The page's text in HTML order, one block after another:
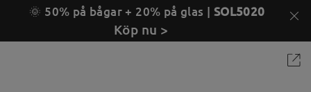
🌞 50% på bågar + 20% på glas | SOL5020
Köp nu >